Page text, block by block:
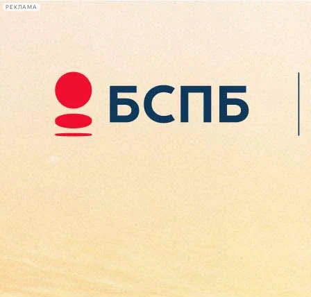
РЕКЛАМА
Сегодня:
2026.08.06
23:59
Афиша Plus